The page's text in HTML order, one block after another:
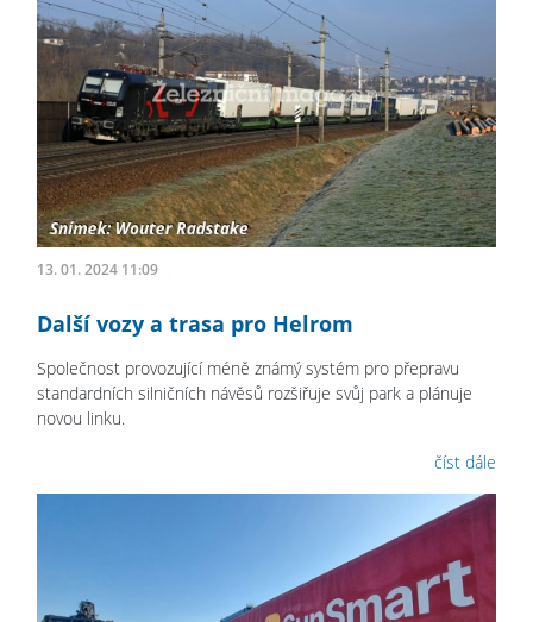
13. 01. 2024 11:09
Další vozy a trasa pro Helrom
Společnost provozující méně známý systém pro přepravu
standardních silničních návěsů rozšiřuje svůj park a plánuje
novou linku.
číst dále